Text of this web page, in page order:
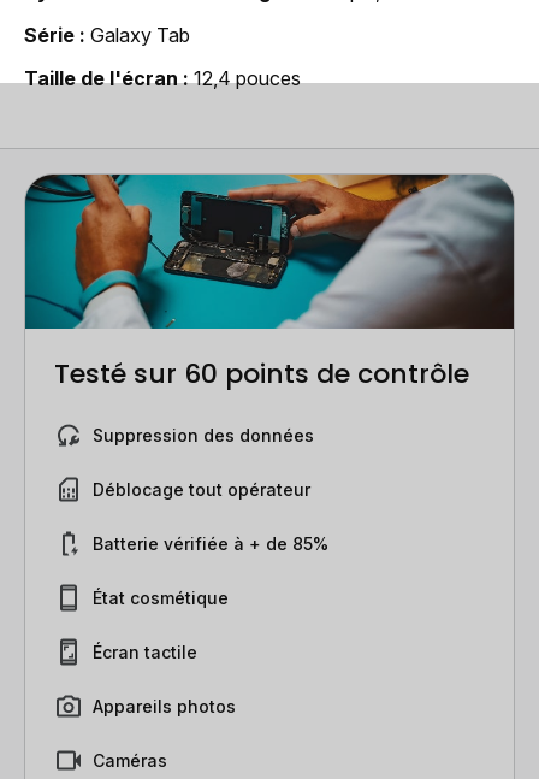
Série
Galaxy Tab
Taille de l'écran
12,4 pouces
Testé sur 60 points de contrôle
Suppression des données
Déblocage tout opérateur
Batterie vérifiée à + de 85%
État cosmétique
Écran tactile
Appareils photos
Caméras